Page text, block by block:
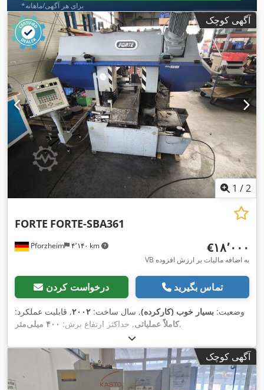
*برای هر آگهی/ماهانه
آگهی کوچک
1 /2
Pforzheim ۴٬۱۴۰ km
FORTE FORTE-SBA361
‎€۱۸٬۰۰۰
VB به اضافه مالیات بر ارزش افزوده
درخواست کردن تماس بگیرید
وضعیت: بسیار خوب (کارکرده), سال ساخت: ۲۰۰۲, قابلیت عملکرد:
کاملاً عملیاتی, حداکثر ارتفاع برش: ۴۰۰ میلی‌متر ,
آگهی کوچک